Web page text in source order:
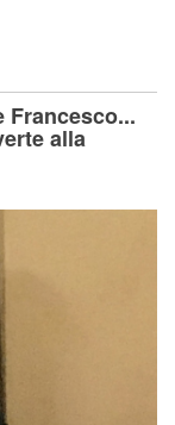
Francesco...
alla